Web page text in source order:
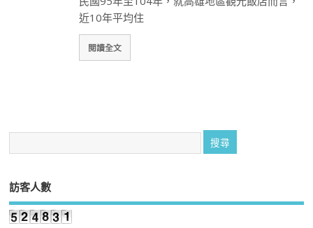
近10年平均住
閱讀全文
訪客人數